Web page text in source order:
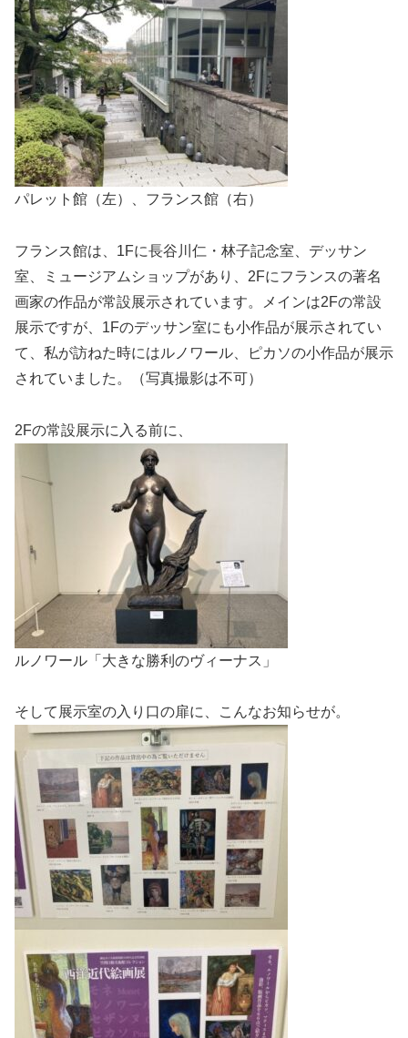
パレット館（左）、フランス館（右）
フランス館は、1Fに長谷川仁・林子記念室、デッサン
室、ミュージアムショップがあり、2Fにフランスの著名
画家の作品が常設展示されています。メインは2Fの常設
展示ですが、1Fのデッサン室にも小作品が展示されてい
て、私が訪ねた時にはルノワール、ピカソの小作品が展示
されていました。（写真撮影は不可）
2Fの常設展示に入る前に、
ルノワール「大きな勝利のヴィーナス」
そして展示室の入り口の扉に、こんなお知らせが。